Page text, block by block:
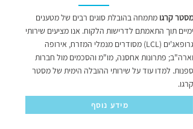
מסטר קרגו מתמחה בהובלת סוגים רבים של מטענים
ימיים תוך התאמתם לדרישות הלקוח. אנו מציעים שירותי
גרופאג'ים (LCL) מסודרים מנמלי המזרח, אירופה
וארה"ב; פתרונות אחסנה, מו"מ והסכמים מול חברות
ספנות. למדו עוד על שירותי ההובלה הימית של מסטר
קרגו.
מידע נוסף